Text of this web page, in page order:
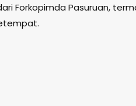
Forkopimda Pasuruan,